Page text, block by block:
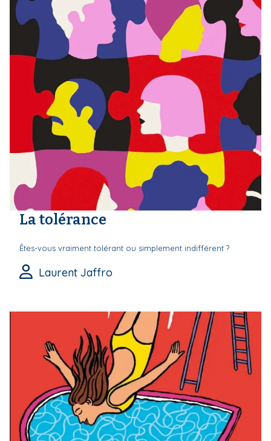
La tolérance
Êtes-vous vraiment tolérant ou simplement indifférent ?
Laurent Jaffro